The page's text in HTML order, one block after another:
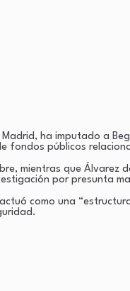
ha imputado a
fondos públicos
mientras que
por presunta
como una